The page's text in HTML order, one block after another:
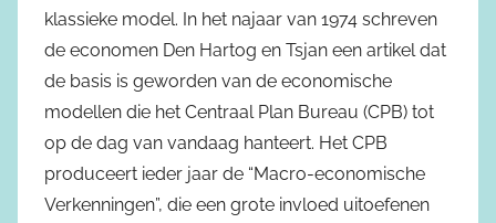
klassieke model. In het najaar van 1974 schreven
de economen Den Hartog en Tsjan een artikel dat
de basis is geworden van de economische
modellen die het Centraal Plan Bureau (CPB) tot
op de dag van vandaag hanteert. Het CPB
produceert ieder jaar de “Macro-economische
Verkenningen”, die een grote invloed uitoefenen